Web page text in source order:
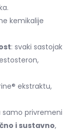
kemikalije
: svaki sastojak
ekstraktu,
samo privremeni
i sustavno,